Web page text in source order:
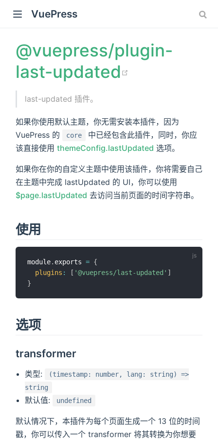
VuePress
@vuepress/plugin-
last-updated
last-updated 插件。
如果你使用默认主题，你无需安装本插件，因为
VuePress 的
core
中已经包含此插件，同时，你应
该直接使用 themeConfig.lastUpdated 选项。
如果你在你的自定义主题中使用该插件，你将需要自己
在主题中完成 lastUpdated 的 UI，你可以使用
$page.lastUpdated 去访问当前页面的时间字符串。
使用
module. exports = {
plugins : [ '@vuepress/last-updated' ]
}
选项
transformer
类型:
(timestamp: number, lang: string) =>
string
默认值: undefined
默认情况下，本插件为每个页面生成一个 13 位的时间
戳，你可以传入一个 transformer 将其转换为你想要